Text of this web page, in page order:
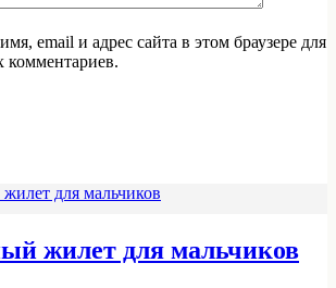
email и адрес сайта в этом браузере для
жилет для мальчиков